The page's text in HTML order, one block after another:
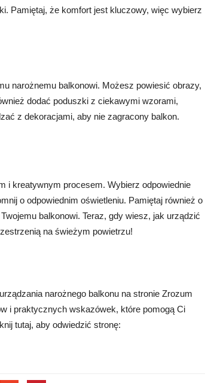
Pamiętaj, że komfort jest kluczowy, więc wybierz
narożnemu balkonowi. Możesz powiesić obrazy,
dodać poduszki z ciekawymi wzorami,
z dekoracjami, aby nie zagracony balkon.
i kreatywnym procesem. Wybierz odpowiednie
o odpowiednim oświetleniu. Pamiętaj również o
balkonowi. Teraz, gdy wiesz, jak urządzić
na świeżym powietrzu!
narożnego balkonu na stronie Zrozum
i praktycznych wskazówek, które pomogą Ci
tutaj, aby odwiedzić stronę: